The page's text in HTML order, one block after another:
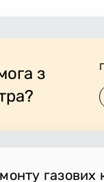
з
газових